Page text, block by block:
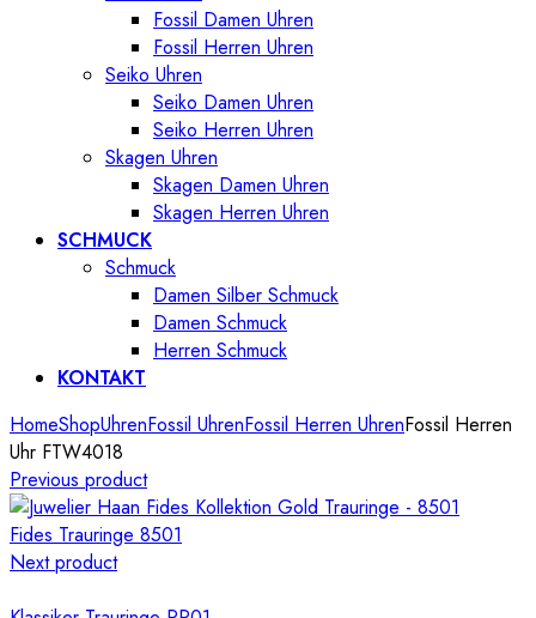
Fossil Damen Uhren
Fossil Herren Uhren
Seiko Uhren
Seiko Damen Uhren
Seiko Herren Uhren
Skagen Uhren
Skagen Damen Uhren
Skagen Herren Uhren
SCHMUCK
Schmuck
Damen Silber Schmuck
Damen Schmuck
Herren Schmuck
KONTAKT
HomeShopUhrenFossil UhrenFossil Herren UhrenFossil Herren
Uhr FTW4018
Previous product
Fides Trauringe 8501
Next product